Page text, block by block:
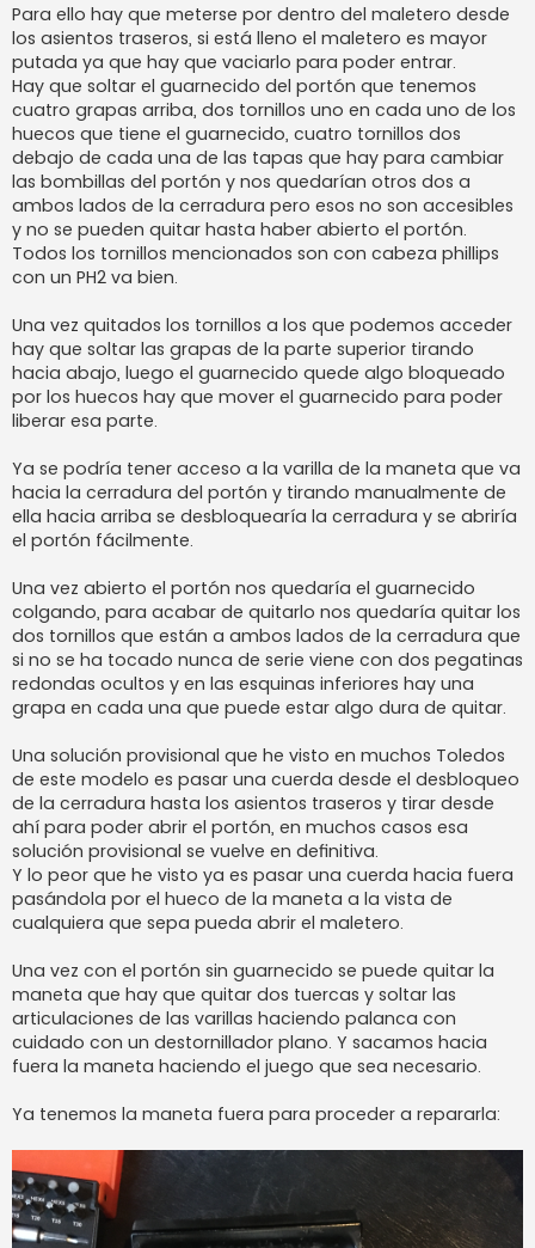
Para ello hay que meterse por dentro del maletero desde
los asientos traseros, si está lleno el maletero es mayor
putada ya que hay que vaciarlo para poder entrar.
Hay que soltar el guarnecido del portón que tenemos
cuatro grapas arriba, dos tornillos uno en cada uno de los
huecos que tiene el guarnecido, cuatro tornillos dos
debajo de cada una de las tapas que hay para cambiar
las bombillas del portón y nos quedarían otros dos a
ambos lados de la cerradura pero esos no son accesibles
y no se pueden quitar hasta haber abierto el portón.
Todos los tornillos mencionados son con cabeza phillips
con un PH2 va bien.
Una vez quitados los tornillos a los que podemos acceder
hay que soltar las grapas de la parte superior tirando
hacia abajo, luego el guarnecido quede algo bloqueado
por los huecos hay que mover el guarnecido para poder
liberar esa parte.
Ya se podría tener acceso a la varilla de la maneta que va
hacia la cerradura del portón y tirando manualmente de
ella hacia arriba se desbloquearía la cerradura y se abriría
el portón fácilmente.
Una vez abierto el portón nos quedaría el guarnecido
colgando, para acabar de quitarlo nos quedaría quitar los
dos tornillos que están a ambos lados de la cerradura que
si no se ha tocado nunca de serie viene con dos pegatinas
redondas ocultos y en las esquinas inferiores hay una
grapa en cada una que puede estar algo dura de quitar.
Una solución provisional que he visto en muchos Toledos
de este modelo es pasar una cuerda desde el desbloqueo
de la cerradura hasta los asientos traseros y tirar desde
ahí para poder abrir el portón, en muchos casos esa
solución provisional se vuelve en definitiva.
Y lo peor que he visto ya es pasar una cuerda hacia fuera
pasándola por el hueco de la maneta a la vista de
cualquiera que sepa pueda abrir el maletero.
Una vez con el portón sin guarnecido se puede quitar la
maneta que hay que quitar dos tuercas y soltar las
articulaciones de las varillas haciendo palanca con
cuidado con un destornillador plano. Y sacamos hacia
fuera la maneta haciendo el juego que sea necesario.
Ya tenemos la maneta fuera para proceder a repararla: